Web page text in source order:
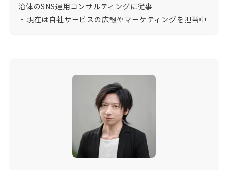
治体のSNS運用コンサルティングに従事
・現在は自社サービスの広報やマーケティングを担当中